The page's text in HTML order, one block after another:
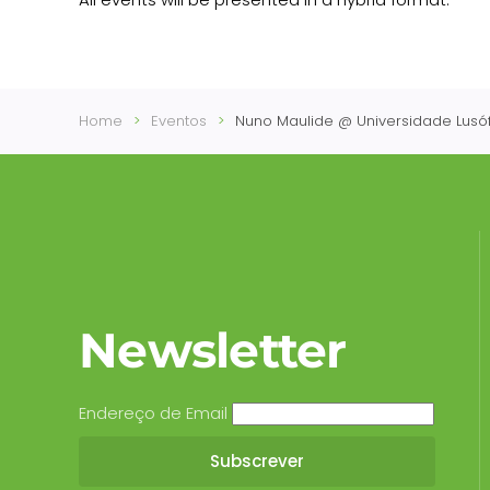
Home Eventos Nuno Maulide @ Universidade
Newsletter
Endereço de Email